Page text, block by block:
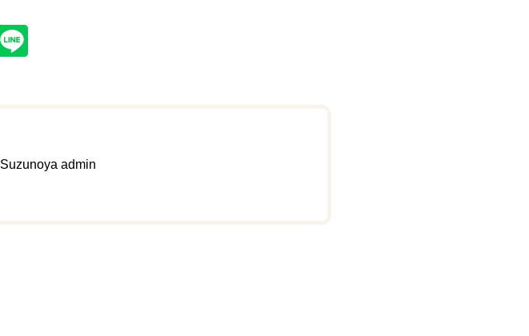
Suzunoya admin